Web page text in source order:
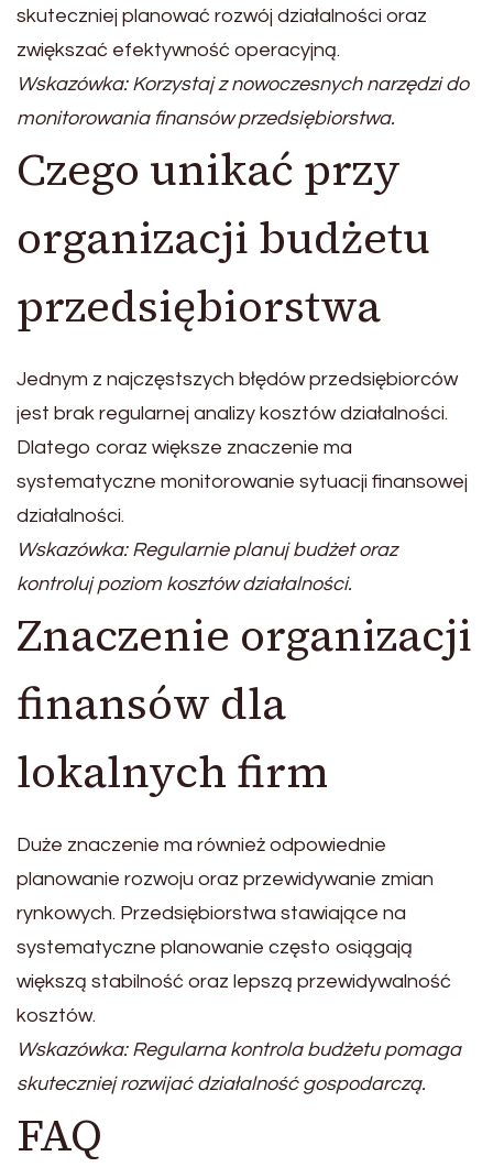
skuteczniej planować rozwój działalności oraz
zwiększać efektywność operacyjną.
Wskazówka: Korzystaj z nowoczesnych narzędzi do
monitorowania finansów przedsiębiorstwa.
Czego unikać przy
organizacji budżetu
przedsiębiorstwa
Jednym z najczęstszych błędów przedsiębiorców
jest brak regularnej analizy kosztów działalności.
Dlatego coraz większe znaczenie ma
systematyczne monitorowanie sytuacji finansowej
działalności.
Wskazówka: Regularnie planuj budżet oraz
kontroluj poziom kosztów działalności.
Znaczenie organizacji
finansów dla
lokalnych firm
Duże znaczenie ma również odpowiednie
planowanie rozwoju oraz przewidywanie zmian
rynkowych. Przedsiębiorstwa stawiające na
systematyczne planowanie często osiągają
większą stabilność oraz lepszą przewidywalność
kosztów.
Wskazówka: Regularna kontrola budżetu pomaga
skuteczniej rozwijać działalność gospodarczą.
FAQ